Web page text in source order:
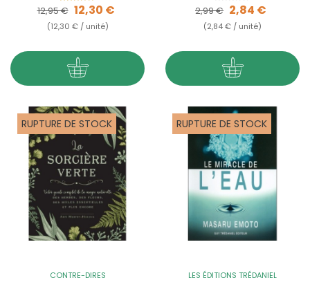
Prix de base
12,95 € Prix
12,30 €
(12,30 € / unité)
Prix de base
2,99 € Prix
2,84 €
(2,84 € / unité)
RUPTURE DE STOCK
CONTRE-DIRES
RUPTURE DE STOCK
LES ÉDITIONS TRÉDANIEL